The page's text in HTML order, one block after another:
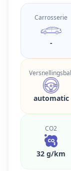
Carrosserie
-
automatic
CO2
32 g/km